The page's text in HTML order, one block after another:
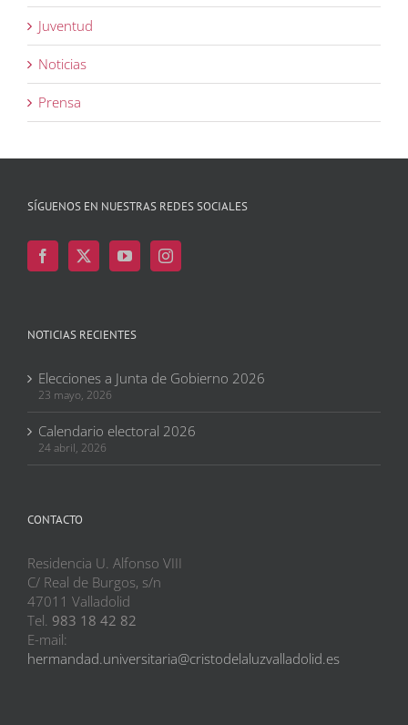
Juventud
Noticias
Prensa
SÍGUENOS EN NUESTRAS REDES SOCIALES
NOTICIAS RECIENTES
Elecciones a Junta de Gobierno 2026
23 mayo, 2026
Calendario electoral 2026
24 abril, 2026
CONTACTO
Residencia U. Alfonso VIII
C/ Real de Burgos, s/n
47011 Valladolid
Tel. 983 18 42 82
E-mail:
hermandad.universitaria@cristodelaluzvalladolid.es